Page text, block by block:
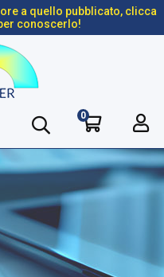
a quello pubblicato, clicca
conoscerlo!
0